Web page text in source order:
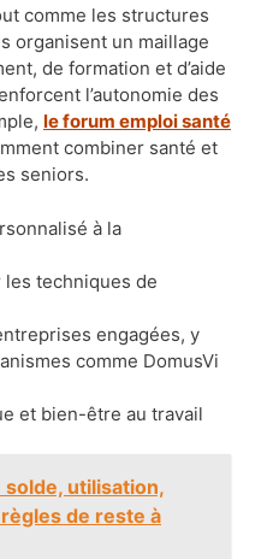
comme les structures
organisent un maillage
de formation et d’aide
l’autonomie des
le forum emploi santé
combiner santé et
seniors.
à la
techniques de
engagées, y
comme DomusVi
et bien-être au travail
solde, utilisation,
de reste à